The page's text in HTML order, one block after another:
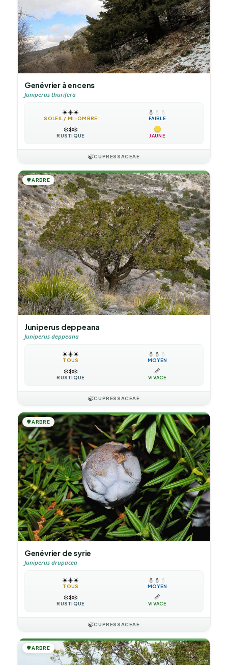
Genévrier à encens
Juniperus thurifera
☀️☀️☀️
SOLEIL / MI-OMBRE
💧 💧 💧
FAIBLE
❄️❄️❄️
RUSTIQUE JAUNE
🍃CUPRESSACEAE
🌳ARBRE
Juniperus deppeana
Juniperus deppeana
☀️☀️☀️
TOUS
💧 💧 💧
MOYEN
❄️❄️❄️
RUSTIQUE
📏
VIVACE
🍃CUPRESSACEAE
🌳ARBRE
Genévrier de syrie
Juniperus drupacea
☀️☀️☀️
TOUS
💧 💧 💧
MOYEN
❄️❄️❄️
RUSTIQUE
📏
VIVACE
🍃CUPRESSACEAE
🌳ARBRE